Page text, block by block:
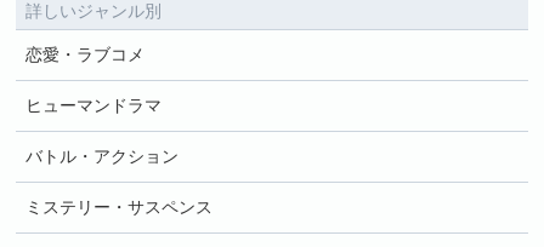
詳しいジャンル別
恋愛・ラブコメ
ヒューマンドラマ
バトル・アクション
ミステリー・サスペンス